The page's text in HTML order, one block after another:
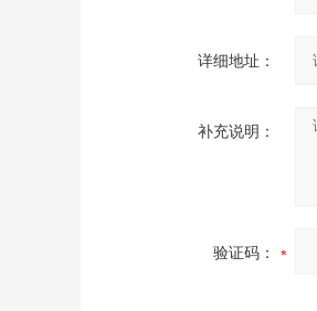
详细地址：
补充说明：
验证码：